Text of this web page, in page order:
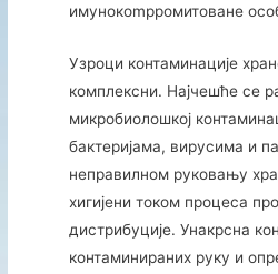
имунокompромитоване
Узроци контаминације
комплексни. Најчешће се
микробиолошкој
бактеријама, вирусима и
неправилном руковању
хигијени током процеса
дистрибуције. Унакрсна
контаминираних руку и